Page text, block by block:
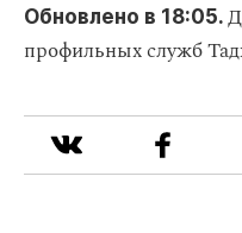
Обновлено в 18:05.
профильных служб